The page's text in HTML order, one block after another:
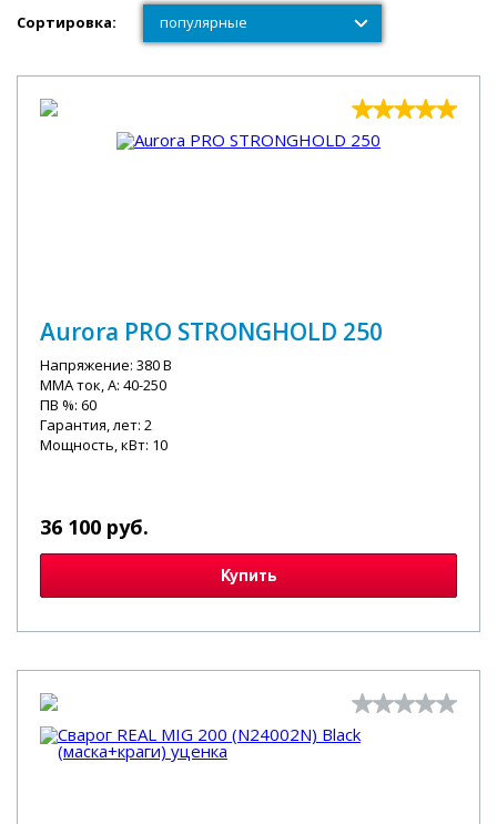
Сортировка: популярные
популярные
Aurora PRO STRONGHOLD 250
Напряжение: 380 В
MMA ток, А: 40-250
ПВ %: 60
Гарантия, лет: 2
Мощность, кВт: 10
36 100 руб.
Купить